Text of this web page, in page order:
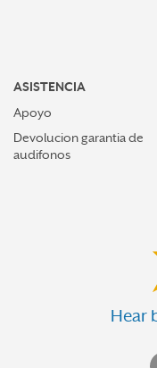
ASISTENCIA
Apoyo
Devolucion garantia de
audifonos
Hear